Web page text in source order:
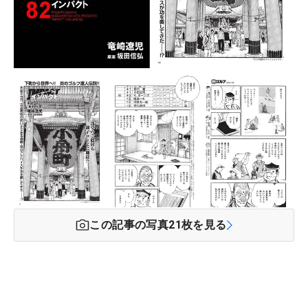
この記事の写真21枚を見る